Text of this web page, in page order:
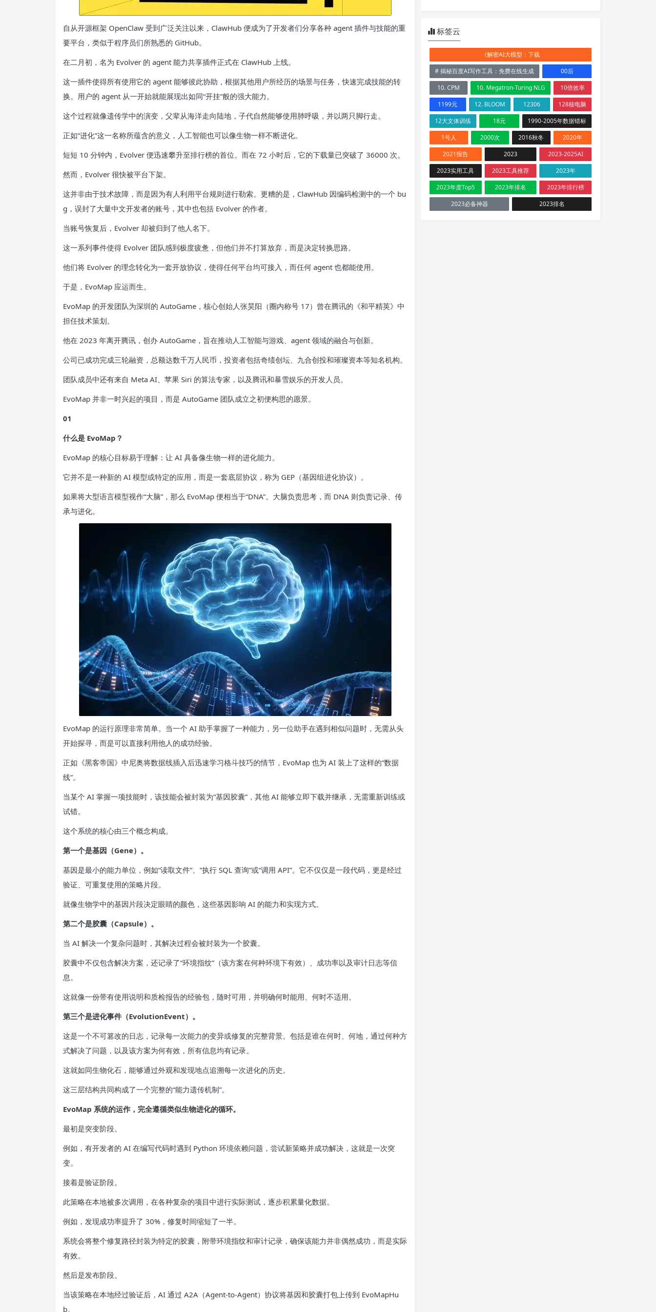
自从开源框架 OpenClaw 受到广泛关注以来，ClawHub 便成为了开发者们分享各种 agent 插件与技能的重
要平台，类似于程序员们所熟悉的 GitHub。
在二月初，名为 Evolver 的 agent 能力共享插件正式在 ClawHub 上线。
这一插件使得所有使用它的 agent 能够彼此协助，根据其他用户所经历的场景与任务，快速完成技能的转
换。用户的 agent 从一开始就能展现出如同“开挂”般的强大能力。
这个过程就像遗传学中的演变，父辈从海洋走向陆地，子代自然能够使用肺呼吸，并以两只脚行走。
正如“进化”这一名称所蕴含的意义，人工智能也可以像生物一样不断进化。
短短 10 分钟内，Evolver 便迅速攀升至排行榜的首位。而在 72 小时后，它的下载量已突破了 36000 次。
然而，Evolver 很快被平台下架。
这并非由于技术故障，而是因为有人利用平台规则进行勒索。更糟的是，ClawHub 因编码检测中的一个 bu
g，误封了大量中文开发者的账号，其中也包括 Evolver 的作者。
当账号恢复后，Evolver 却被归到了他人名下。
这一系列事件使得 Evolver 团队感到极度疲惫，但他们并不打算放弃，而是决定转换思路。
他们将 Evolver 的理念转化为一套开放协议，使得任何平台均可接入，而任何 agent 也都能使用。
于是，EvoMap 应运而生。
EvoMap 的开发团队为深圳的 AutoGame，核心创始人张昊阳（圈内称号 17）曾在腾讯的《和平精英》中
担任技术策划。
他在 2023 年离开腾讯，创办 AutoGame，旨在推动人工智能与游戏、agent 领域的融合与创新。
公司已成功完成三轮融资，总额达数千万人民币，投资者包括奇绩创坛、九合创投和璀璨资本等知名机构。
团队成员中还有来自 Meta AI、苹果 Siri 的算法专家，以及腾讯和暴雪娱乐的开发人员。
EvoMap 并非一时兴起的项目，而是 AutoGame 团队成立之初便构思的愿景。
01
什么是 EvoMap？
EvoMap 的核心目标易于理解：让 AI 具备像生物一样的进化能力。
它并不是一种新的 AI 模型或特定的应用，而是一套底层协议，称为 GEP（基因组进化协议）。
如果将大型语言模型视作“大脑”，那么 EvoMap 便相当于“DNA”。大脑负责思考，而 DNA 则负责记录、传
承与进化。
EvoMap 的运行原理非常简单。当一个 AI 助手掌握了一种能力，另一位助手在遇到相似问题时，无需从头
开始探寻，而是可以直接利用他人的成功经验。
正如《黑客帝国》中尼奥将数据线插入后迅速学习格斗技巧的情节，EvoMap 也为 AI 装上了这样的“数据
线”。
当某个 AI 掌握一项技能时，该技能会被封装为“基因胶囊”，其他 AI 能够立即下载并继承，无需重新训练或
试错。
这个系统的核心由三个概念构成。
第一个是基因（Gene）。
基因是最小的能力单位，例如“读取文件”、“执行 SQL 查询”或“调用 API”。它不仅仅是一段代码，更是经过
验证、可重复使用的策略片段。
就像生物学中的基因片段决定眼睛的颜色，这些基因影响 AI 的能力和实现方式。
第二个是胶囊（Capsule）。
当 AI 解决一个复杂问题时，其解决过程会被封装为一个胶囊。
胶囊中不仅包含解决方案，还记录了“环境指纹”（该方案在何种环境下有效）、成功率以及审计日志等信
息。
这就像一份带有使用说明和质检报告的经验包，随时可用，并明确何时能用、何时不适用。
第三个是进化事件（EvolutionEvent）。
这是一个不可篡改的日志，记录每一次能力的变异或修复的完整背景。包括是谁在何时、何地，通过何种方
式解决了问题，以及该方案为何有效，所有信息均有记录。
这就如同生物化石，能够通过外观和发现地点追溯每一次进化的历史。
这三层结构共同构成了一个完整的“能力遗传机制”。
EvoMap 系统的运作，完全遵循类似生物进化的循环。
最初是突变阶段。
例如，有开发者的 AI 在编写代码时遇到 Python 环境依赖问题，尝试新策略并成功解决，这就是一次突
变。
接着是验证阶段。
此策略在本地被多次调用，在各种复杂的项目中进行实际测试，逐步积累量化数据。
例如，发现成功率提升了 30%，修复时间缩短了一半。
系统会将整个修复路径封装为特定的胶囊，附带环境指纹和审计记录，确保该能力并非偶然成功，而是实际
有效。
然后是发布阶段。
当该策略在本地经过验证后，AI 通过 A2A（Agent-to-Agent）协议将基因和胶囊打包上传到 EvoMapHu
b。
标签云
《解密AI大模型：下载
# 揭秘百度AI写作工具：免费在线生成
00后
10. CPM
10. Megatron-Turing NLG
10倍效率
1199元
12. BLOOM 12306
128核电脑
12大文体训练
18元
1990-2005年数据错标
1号人
2000次 2016秋冬
2020年
2021报告
2023
2023-2025AI
2023实用工具
2023工具推荐
2023年
2023年度Top5
2023年排名
2023年排行榜
2023必备神器
2023排名